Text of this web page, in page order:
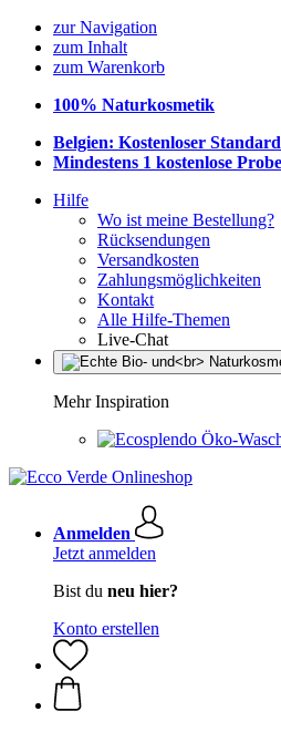
zur Navigation
zum Inhalt
zum Warenkorb
100% Naturkosmetik
Belgien: Kostenloser
Mindestens 1 kostenlose Probe
Hilfe
Wo ist meine Bestellung?
Rücksendungen
Versandkosten
Zahlungsmöglichkeiten
Kontakt
Alle Hilfe-Themen
Live-Chat
Mehr Inspiration
Öko-
Anmelden
Jetzt anmelden
Bist du neu hier?
Konto erstellen